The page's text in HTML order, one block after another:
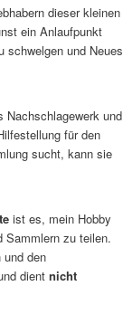
dieser kleinen
ein Anlaufpunkt
schwelgen und Neues
Nachschlagewerk und
für den
sucht, kann sie
ist es, mein Hobby
Sammlern zu teilen.
den
dient nicht